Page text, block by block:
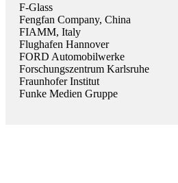
F-Glass
Fengfan Company, China
FIAMM, Italy
Flughafen Hannover
FORD Automobilwerke
Forschungszentrum Karlsruhe
Fraunhofer Institut
Funke Medien Gruppe